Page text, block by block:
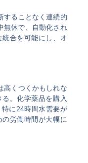
することなく連続的
無休で、自動化され
合を可能にし、オ
高くつくかもしれな
。化学薬品を購入
に24時間水需要が
労働時間が大幅に